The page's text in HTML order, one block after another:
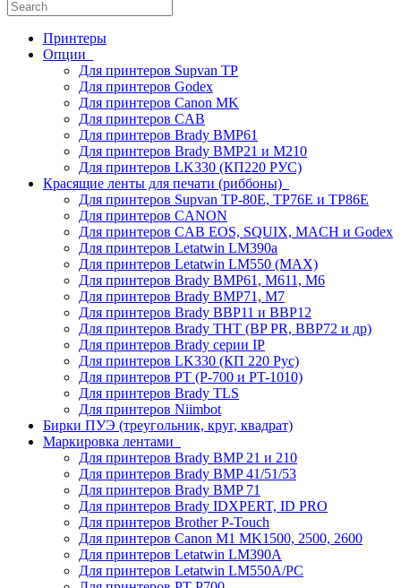
Принтеры
Опции
Для принтеров Supvan TP
Для принтеров Godex
Для принтеров Canon MK
Для принтеров CAB
Для принтеров Brady BMP61
Для принтеров Brady BMP21 и M210
Для принтеров LK330 (КП220 РУС)
Красящие ленты для печати (риббоны)
Для принтеров Supvan TP-80E, TP76E и TP86E
Для принтеров CANON
Для принтеров CAB EOS, SQUIX, MACH и Godex
Для принтеров Letatwin LM390a
Для принтеров Letatwin LM550 (MAX)
Для принтеров Brady BMP61, M611, M6
Для принтеров Brady BMP71, M7
Для принтеров Brady BBP11 и BBP12
Для принтеров Brady THT (BP PR, BBP72 и др)
Для принтеров Brady серии IP
Для принтеров LK330 (КП 220 Рус)
Для принтеров PT (P-700 и PT-1010)
Для принтеров Brady TLS
Для принтеров Niimbot
Бирки ПУЭ (треугольник, круг, квадрат)
Маркировка лентами
Для принтеров Brady BMP 21 и 210
Для принтеров Brady BMP 41/51/53
Для принтеров Brady BMP 71
Для принтеров Brady IDXPERT, ID PRO
Для принтеров Brother P-Touch
Для принтеров Canon M1 MK1500, 2500, 2600
Для принтеров Letatwin LM390A
Для принтеров Letatwin LM550A/PC